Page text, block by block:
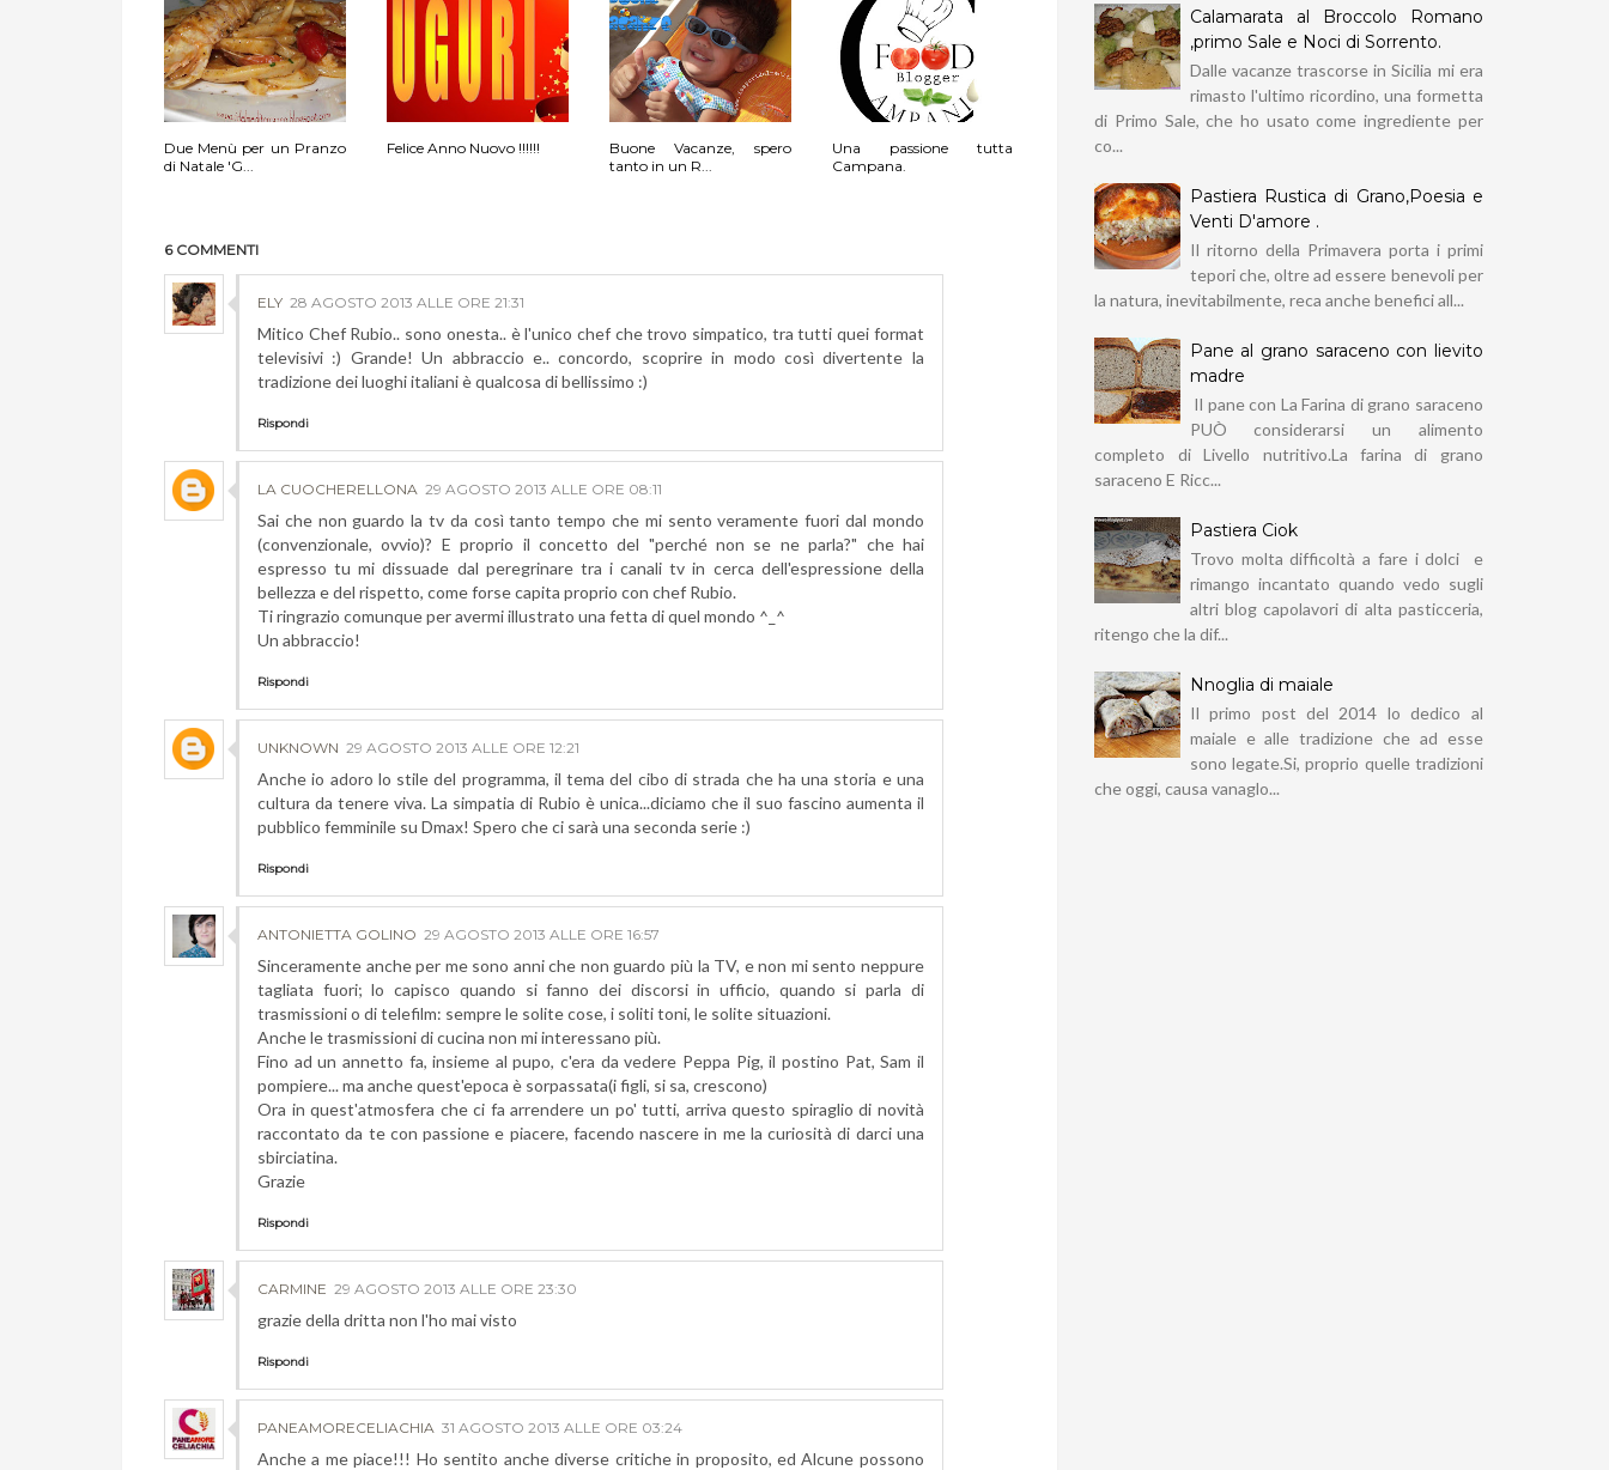
Due Menù per un Pranzo
di Natale 'G...
Felice Anno Nuovo !!!!!!
Buone Vacanze, spero
tanto in un R...
Una passione tutta
Campana.
6 COMMENTI
ELY 28 AGOSTO 2013 ALLE ORE 21:31
Mitico Chef Rubio.. sono onesta.. è l'unico chef che trovo simpatico, tra tutti quei format
televisivi :) Grande! Un abbraccio e.. concordo, scoprire in modo così divertente la
tradizione dei luoghi italiani è qualcosa di bellissimo :)
Rispondi
LA CUOCHERELLONA 29 AGOSTO 2013 ALLE ORE 08:11
Sai che non guardo la tv da così tanto tempo che mi sento veramente fuori dal mondo
(convenzionale, ovvio)? E proprio il concetto del "perché non se ne parla?" che hai
espresso tu mi dissuade dal peregrinare tra i canali tv in cerca dell'espressione della
bellezza e del rispetto, come forse capita proprio con chef Rubio.
Ti ringrazio comunque per avermi illustrato una fetta di quel mondo ^_^
Un abbraccio!
Rispondi
UNKNOWN 29 AGOSTO 2013 ALLE ORE 12:21
Anche io adoro lo stile del programma, il tema del cibo di strada che ha una storia e una
cultura da tenere viva. La simpatia di Rubio è unica...diciamo che il suo fascino aumenta il
pubblico femminile su Dmax! Spero che ci sarà una seconda serie :)
Rispondi
ANTONIETTA GOLINO 29 AGOSTO 2013 ALLE ORE 16:57
Sinceramente anche per me sono anni che non guardo più la TV, e non mi sento neppure
tagliata fuori; lo capisco quando si fanno dei discorsi in ufficio, quando si parla di
trasmissioni o di telefilm: sempre le solite cose, i soliti toni, le solite situazioni.
Anche le trasmissioni di cucina non mi interessano più.
Fino ad un annetto fa, insieme al pupo, c'era da vedere Peppa Pig, il postino Pat, Sam il
pompiere... ma anche quest'epoca è sorpassata(i figli, si sa, crescono)
Ora in quest'atmosfera che ci fa arrendere un po' tutti, arriva questo spiraglio di novità
raccontato da te con passione e piacere, facendo nascere in me la curiosità di darci una
sbirciatina.
Grazie
Rispondi
CARMINE 29 AGOSTO 2013 ALLE ORE 23:30
grazie della dritta non l'ho mai visto
Rispondi
PANEAMORECELIACHIA 31 AGOSTO 2013 ALLE ORE 03:24
Anche a me piace!!! Ho sentito anche diverse critiche in proposito, ed Alcune possono
Calamarata al Broccolo Romano
,primo Sale e Noci di Sorrento.
Dalle vacanze trascorse in Sicilia mi era
rimasto l'ultimo ricordino, una formetta
di Primo Sale, che ho usato come ingrediente per
co...
Pastiera Rustica di Grano,Poesia e
Venti D'amore .
Il ritorno della Primavera porta i primi
tepori che, oltre ad essere benevoli per
la natura, inevitabilmente, reca anche benefici all...
Pane al grano saraceno con lievito
madre
Il pane con La Farina di grano saraceno
PUÒ considerarsi un alimento
completo di Livello nutritivo.La farina di grano
saraceno E Ricc...
Pastiera Ciok
Trovo molta difficoltà a fare i dolci e
rimango incantato quando vedo sugli
altri blog capolavori di alta pasticceria,
ritengo che la dif...
Nnoglia di maiale
Il primo post del 2014 lo dedico al
maiale e alle tradizione che ad esse
sono legate.Si, proprio quelle tradizioni
che oggi, causa vanaglo...